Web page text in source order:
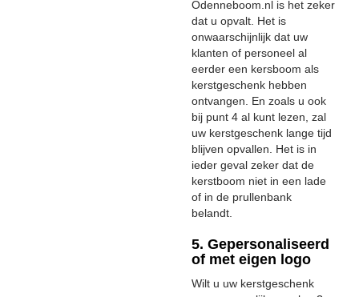
Odenneboom.nl is het zeker
dat u opvalt. Het is
onwaarschijnlijk dat uw
klanten of personeel al
eerder een kersboom als
kerstgeschenk hebben
ontvangen. En zoals u ook
bij punt 4 al kunt lezen, zal
uw kerstgeschenk lange tijd
blijven opvallen. Het is in
ieder geval zeker dat de
kerstboom niet in een lade
of in de prullenbank
belandt.
5. Gepersonaliseerd
of met eigen logo
Wilt u uw kerstgeschenk